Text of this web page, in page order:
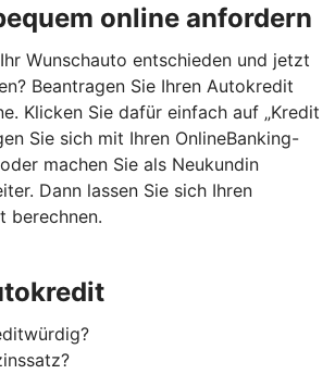
online anfordern
Wunschauto entschieden und jetzt
Beantragen Sie Ihren Autokredit
Klicken Sie dafür einfach auf „Kredit
Sie sich mit Ihren OnlineBanking-
machen Sie als Neukundin
Dann lassen Sie sich Ihren
berechnen.